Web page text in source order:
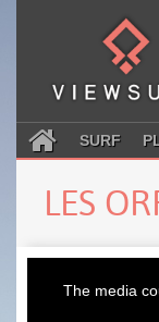
SURF
LES
The media